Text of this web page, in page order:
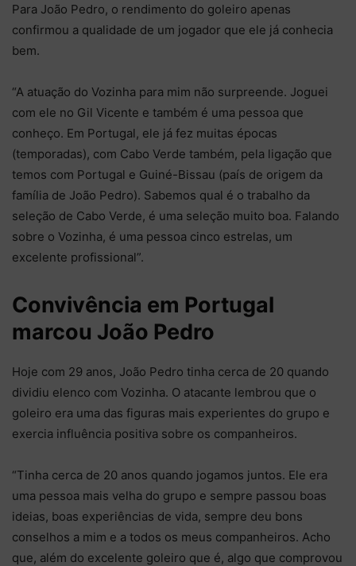
Para João Pedro, o rendimento do goleiro apenas
confirmou a qualidade de um jogador que ele já conhecia
bem.
“A atuação do Vozinha para mim não surpreende. Joguei
com ele no Gil Vicente e também é uma pessoa que
conheço. Em Portugal, ele já fez muitas épocas
(temporadas), com Cabo Verde também, pela ligação que
temos com Portugal e Guiné-Bissau (país de origem da
família de João Pedro). Sabemos qual é o trabalho da
seleção de Cabo Verde, é uma seleção muito boa. Falando
sobre o Vozinha, é uma pessoa cinco estrelas, um
excelente profissional”.
Convivência em Portugal
marcou João Pedro
Hoje com 29 anos, João Pedro tinha cerca de 20 quando
dividiu elenco com Vozinha. O atacante lembrou que o
goleiro era uma das figuras mais experientes do grupo e
exercia influência positiva sobre os companheiros.
“Tinha cerca de 20 anos quando jogamos juntos. Ele era
uma pessoa mais velha do grupo e sempre passou boas
ideias, boas experiências de vida, sempre deu bons
conselhos a mim e a todos os meus companheiros. Acho
que, além do excelente goleiro que é, algo que comprovou